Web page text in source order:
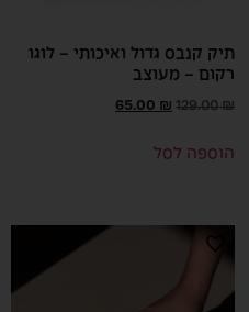
תיק קנבס גדול ואיכותי – לוגו
רקום – מעוצב
129.00₪
65.00 ₪
הוספה לסל